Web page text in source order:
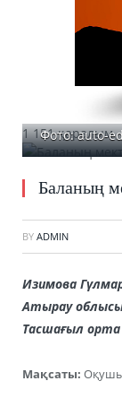
1 151 қаралым
Фото: auto-
Баланың
BY ADMIN
Изимова
Атырау
Тасшағыл орта
Мақсаты: